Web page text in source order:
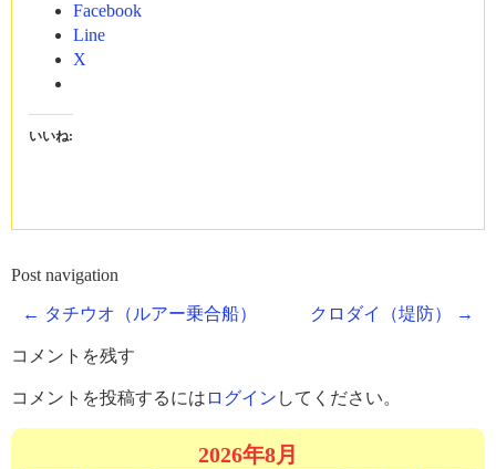
Facebook
Line
X
いいね:
Post navigation
← タチウオ（ルアー乗合船） クロダイ（堤防） →
コメントを残す
コメントを投稿するには ログイン してください。
2026年8月